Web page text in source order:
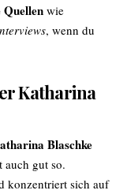
Quellen wie
, wenn du
Katharina
Blaschke
auch gut so.
konzentriert sich auf